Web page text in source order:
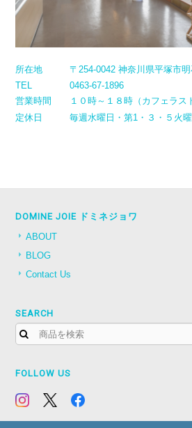
所在地
〒254-0042 神奈川県平塚市
TEL
0463-67-1896
営業時間
１０時～１８時（カフェラス
定休日
毎週水曜日・第1・３・５火曜
DOMINE JOIE ドミネジョワ
ABOUT
BLOG
Contact Us
SEARCH
FOLLOW US